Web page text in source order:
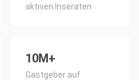
aktiven Inseraten
10M+
Gastgeber auf